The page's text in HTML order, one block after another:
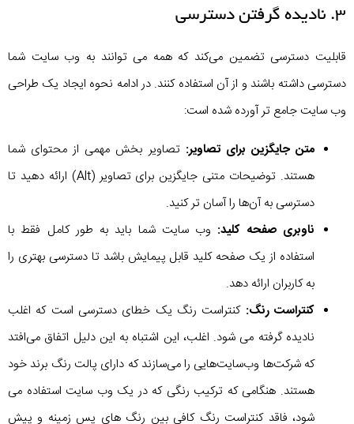
۳. نادیده گرفتن دسترسی
قابلیت دسترسی تضمین می‌کند که همه می توانند به وب سایت شما
دسترسی داشته باشند و از آن استفاده کنند. در ادامه نحوه ایجاد یک طراحی
وب سایت جامع تر آورده شده است:
متن جایگزین برای تصاویر: تصاویر بخش مهمی از محتوای شما
هستند. توضیحات متنی جایگزین برای تصاویر (Alt) ارائه دهید تا
دسترسی به آن‌ها را آسان تر کنید.
ناوبری صفحه کلید: وب سایت شما باید به طور کامل فقط با
استفاده از یک صفحه کلید قابل پیمایش باشد تا دسترسی بهتری را
به کاربران ارائه دهد.
کنتراست رنگ: کنتراست رنگ یک خطای دسترسی است که اغلب
نادیده گرفته می شود. اغلب، این اشتباه به این دلیل اتفاق می‌افتد
که شرکت‌ها وب‌سایت‌هایی را می‌سازند که دارای پالت رنگ برند خود
هستند. هنگامی که ترکیب رنگی که در یک وب سایت استفاده می
شود، فاقد کنتراست رنگ کافی بین رنگ های پس زمینه و پیش